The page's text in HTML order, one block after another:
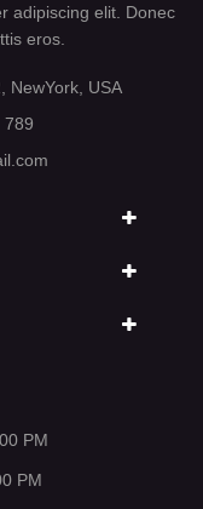
adipiscing elit. Donec
eros.
NewYork, USA
789
PM
PM